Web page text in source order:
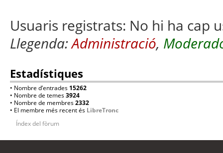
Usuaris registrats: No hi ha cap
Llegenda:Administració,
Estadístiques
• Nombre d’entrades 15262
• Nombre de temes3924
• Nombre de membres2332
• El membre més recent és LibreTronc
Índex del fòrum